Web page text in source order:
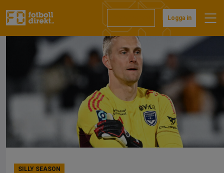
till
Logga in
SILLY SEASON